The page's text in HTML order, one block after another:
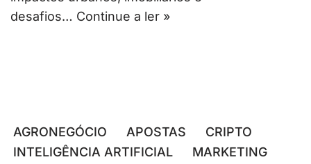
desafios… Continue a ler »
AGRONEGÓCIO APOSTAS
CRIPTO
INTELIGÊNCIA ARTIFICIAL
MARKETING